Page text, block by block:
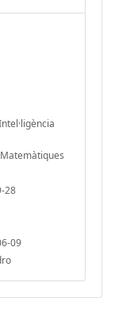
28
09